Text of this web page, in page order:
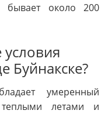
бывает около 200
условия
Буйнакске?
умеренный
летами и